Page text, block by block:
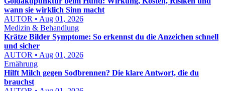
wann sie wirklich Sinn macht
AUTOR • Aug 01, 2026
Medizin & Behandlung
Krätze Bilder Symptome: So erkennst du die Anzeichen schnell
und sicher
AUTOR • Aug 01, 2026
Ernährung
Hilft Milch gegen Sodbrennen? Die klare Antwort, die du
brauchst